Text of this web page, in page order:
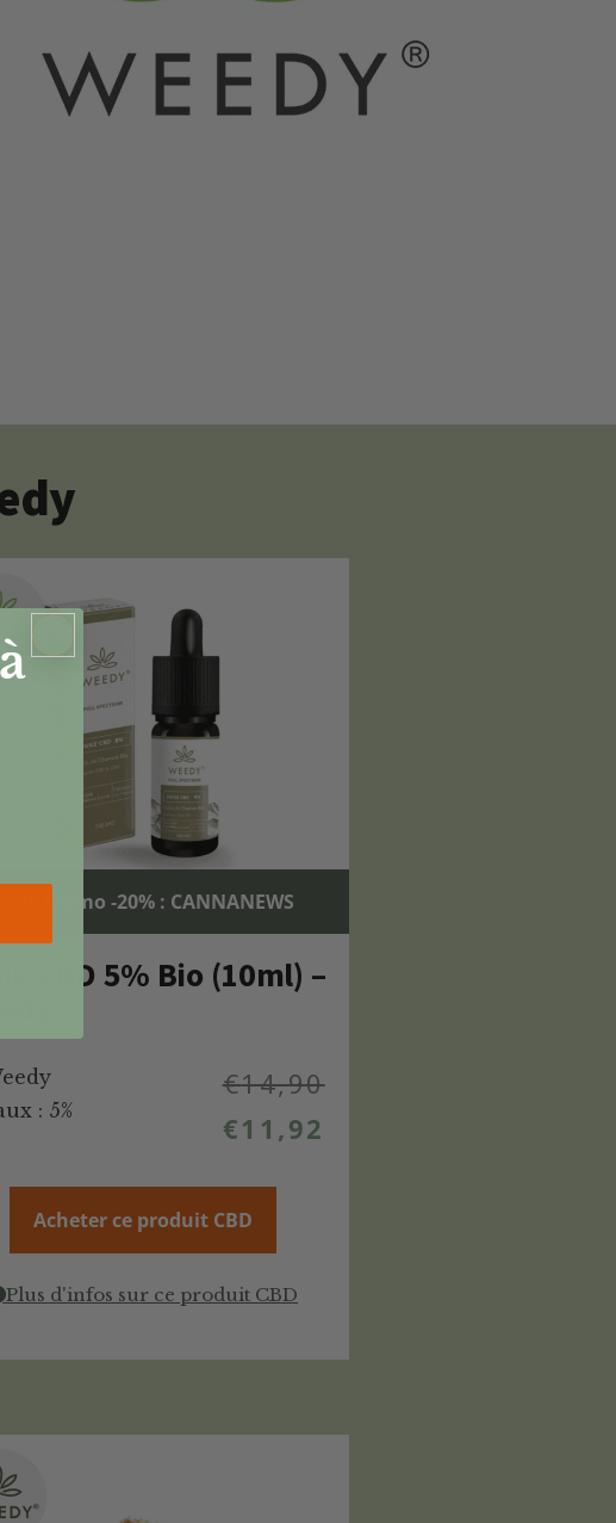
Code Promo -20% : CANNANEWS
CBD 5% Bio (10ml) –
: 5%
€14,90
€11,92
Acheter ce produit CBD
Plus d'infos sur ce produit CBD